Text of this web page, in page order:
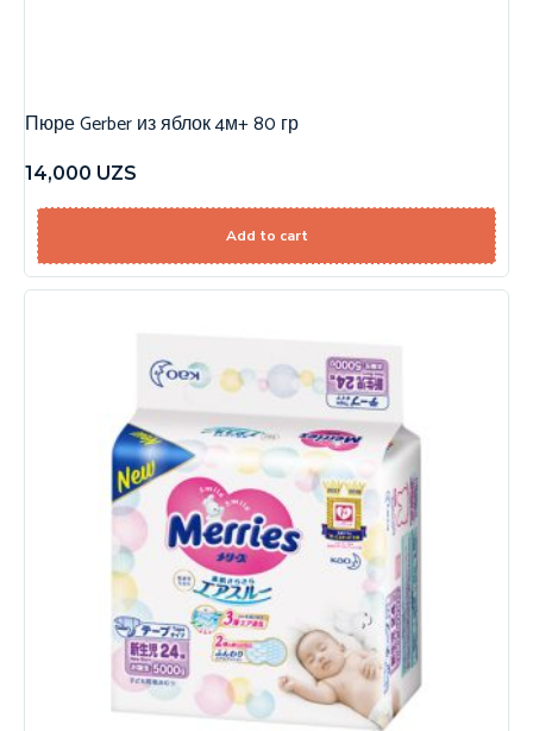
Пюре Gerber из яблок 4м+ 80 гр
14,000 UZS
Add to cart